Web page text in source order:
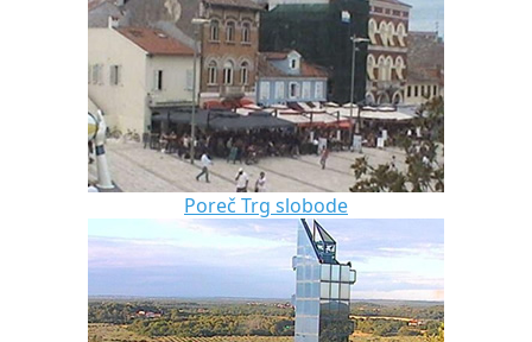
Poreč Trg slobode